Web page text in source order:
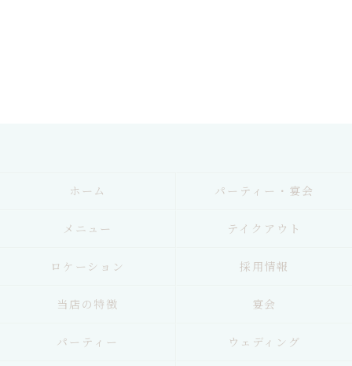
ホーム パーティー・宴会
メニュー テイクアウト
ロケーション 採用情報
当店の特徴 宴会
パーティー ウェディング